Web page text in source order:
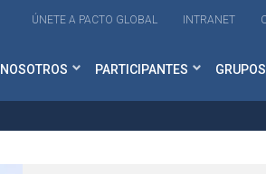
ÚNETE A PACTO GLOBAL INTRANET
NOSOTROS PARTICIPANTES